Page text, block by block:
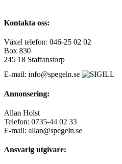
Kontakta oss:
Växel telefon: 046-25 02 02
Box 830
245 18 Staffanstorp
E-mail: info@spegeln.se
Annonsering:
Allan Holst
Telefon: 0735-44 02 33
E-mail: allan@spegeln.se
Ansvarig utgivare: